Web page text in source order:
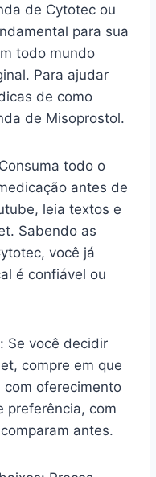
de Cytotec ou
para sua
todo mundo
Para ajudar
de como
de Misoprostol.
todo o
antes de
leia textos e
Sabendo as
você já
é confiável ou
Se você decidir
compre em que
oferecimento
preferência, com
antes.